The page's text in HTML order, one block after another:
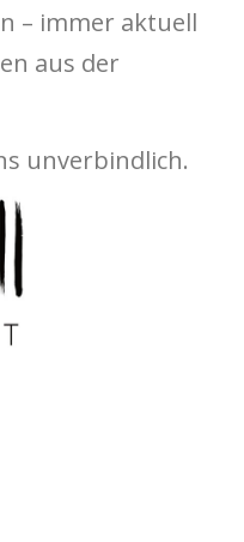
– immer aktuell
aus der
unverbindlich.